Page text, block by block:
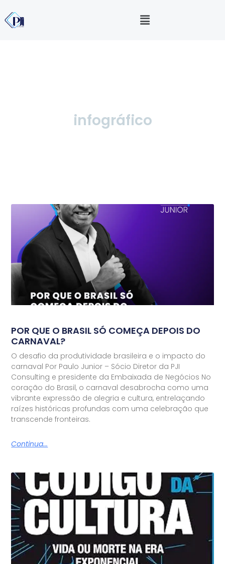
infográfico
POR QUE O BRASIL SÓ COMEÇA DEPOIS DO
CARNAVAL?
O desafio da produtividade brasileira e o impacto do
carnaval Por Paulo Junior – Sócio Diretor da PJI
Consulting e presidente da Embaixada de Negócios No
coração do Brasil, o carnaval desabrocha como uma
vibrante expressão de alegria e cultura, entrelaçando
raízes históricas profundas com uma celebração que
transcende fronteiras.
Continua...